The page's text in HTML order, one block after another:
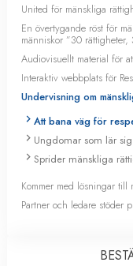
United för mänskliga
En övertygande röst för
människor ”30 rättigheter,
Audiovisuellt material för
Interaktiv webbplats för
Undervisning om
Att bana väg för
Ungdomar som lär
Sprider mänskliga
Kommer med lösningar till
Partner och ledare stöder